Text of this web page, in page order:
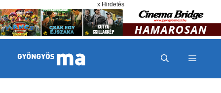
x Hirdetés
MENÜ